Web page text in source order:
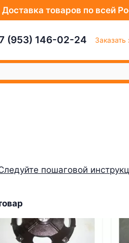
Доставка товаров по всей
(953) 146-02-24 Заказать
пошаговой